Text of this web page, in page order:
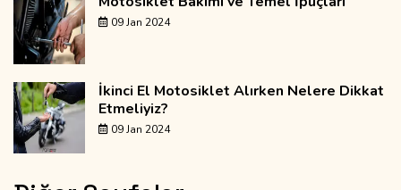
09 Jan 2024
İkinci El Motosiklet Alırken Nelere Dikkat
Etmeliyiz?
09 Jan 2024